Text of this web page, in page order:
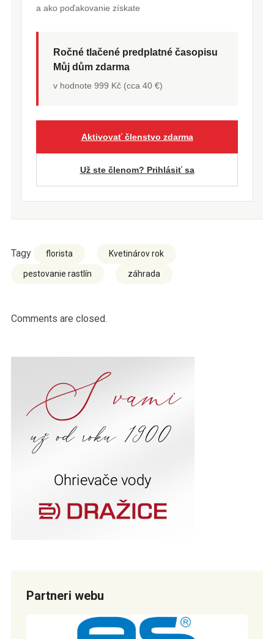
a ako poďakovanie získate
Ročné tlačené predplatné časopisu
Můj dům zdarma
v hodnote 999 Kč (cca 40 €)
Aktivovať členstvo zdarma
Už ste členom? Prihlásiť sa
Tagy florista Kvetinárov rok
pestovanie rastlín záhrada
Comments are closed.
Partneri webu